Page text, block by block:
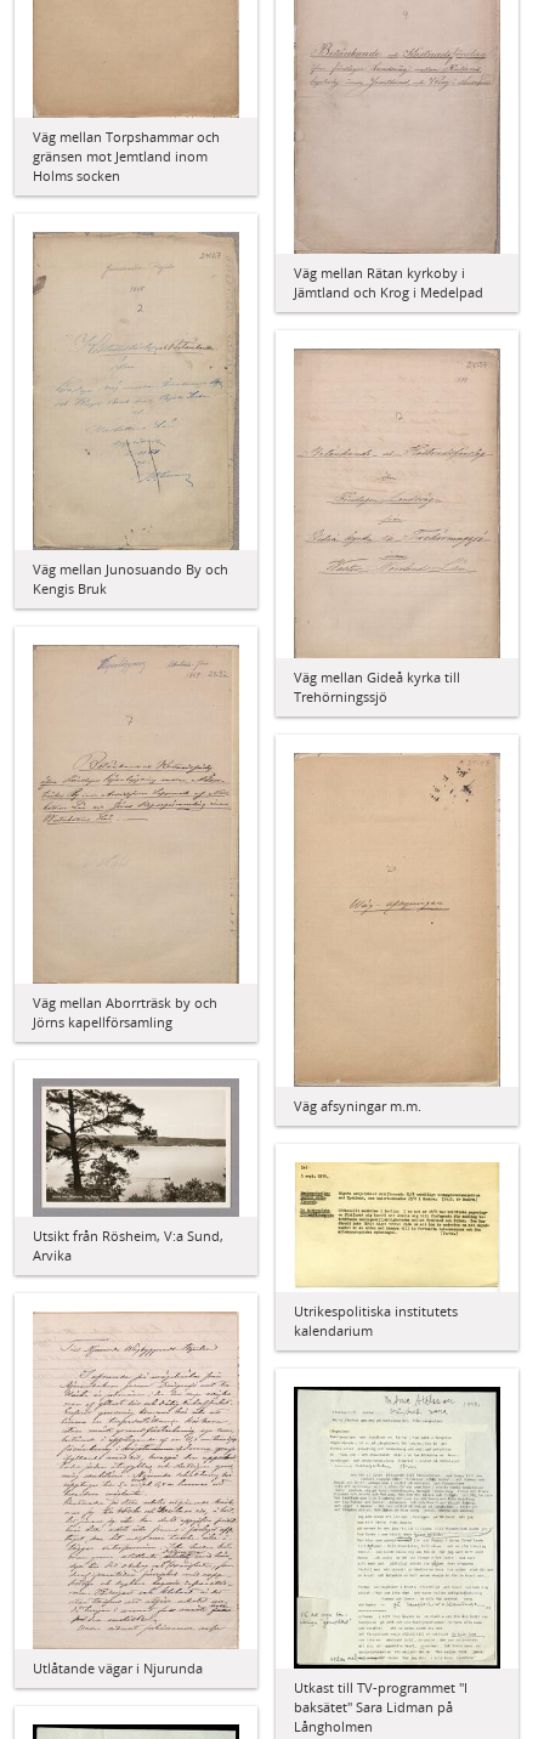
Väg mellan Torpshammar och
gränsen mot Jemtland inom
Holms socken
Väg mellan Rätan kyrkoby i
Jämtland och Krog i Medelpad
Väg mellan Junosuando By och
Kengis Bruk
Väg mellan Gideå kyrka till
Trehörningssjö
Väg mellan Aborrträsk by och
Jörns kapellförsamling
Väg afsyningar m.m.
Utsikt från Rösheim, V:a Sund,
Arvika
Utrikespolitiska institutets
kalendarium
Utlåtande vägar i Njurunda
Utkast till TV-programmet "I
baksätet" Sara Lidman på
Långholmen